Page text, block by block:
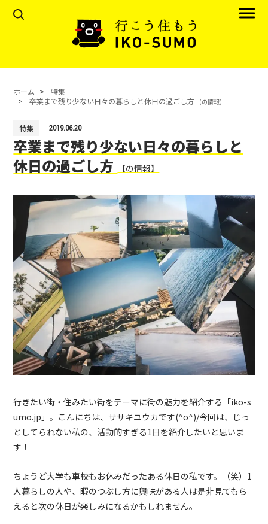
ホーム
特集
卒業まで残り少ない日々の暮らしと休日の過ごし方 (の情報)
特集 2019.06.20
卒業まで残り少ない日々の暮らしと
休日の過ごし方
【の情報】
行きたい街・住みたい街をテーマに街の魅力を紹介する「iko-s
umo.jp 」。こんにちは、ササキユウカです(^o^)/今回は、じっ
としてられない私の、活動的すぎる1日を紹介したいと思いま
す！
ちょうど大学も車校もお休みだったある休日の私です。（笑）1
人暮らしの人や、暇のつぶし方に興味がある人は是非見てもら
えると次の休日が楽しみになるかもしれません。